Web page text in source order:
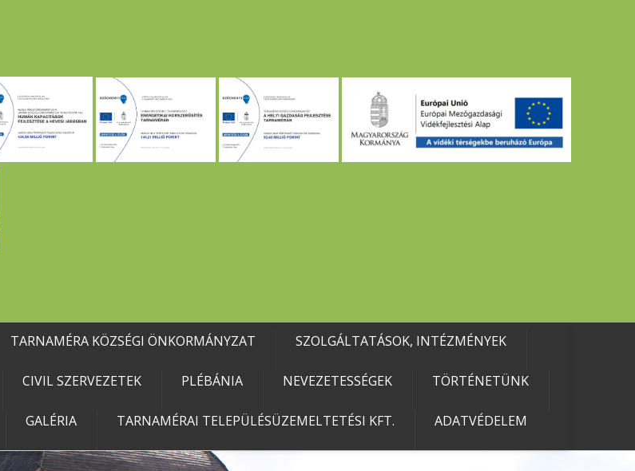
TARNAMÉRA KÖZSÉGI ÖNKORMÁNYZAT SZOLGÁLTATÁSOK, INTÉZMÉNYEK
CIVIL SZERVEZETEK PLÉBÁNIA NEVEZETESSÉGEK TÖRTÉNETÜNK
GALÉRIA TARNAMÉRAI TELEPÜLÉSÜZEMELTETÉSI KFT. ADATVÉDELEM